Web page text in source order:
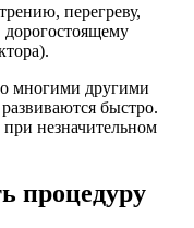
перегреву,
дорогостоящему
многими другими
быстро.
незначительном
процедуру